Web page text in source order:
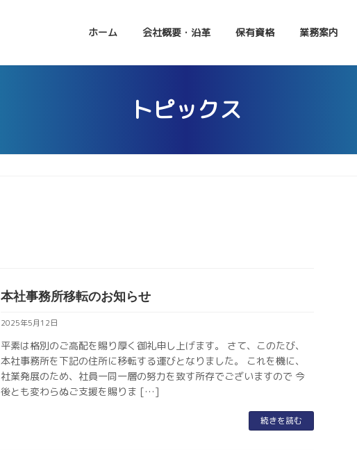
ホーム 会社概要・沿革 保有資格 業務案内
トピックス
本社事務所移転のお知らせ
2025年5月12日
平素は格別のご高配を賜り厚く御礼申し上げます。 さて、このたび、
本社事務所を下記の住所に移転する運びとなりました。 これを機に、
社業発展のため、社員一同一層の努力を致す所存でございますので 今
後とも変わらぬご支援を賜りま […]
続きを読む